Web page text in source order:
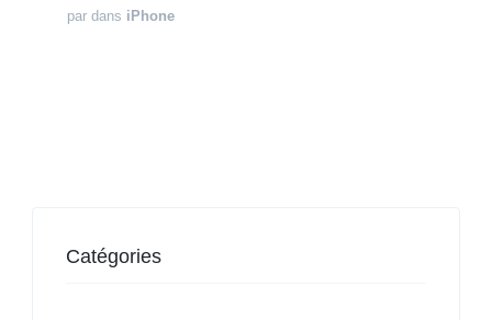
par dans iPhone
Catégories